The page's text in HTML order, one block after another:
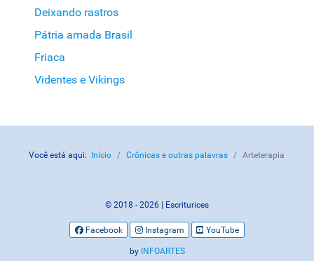
Deixando rastros
Pátria amada Brasil
Friaca
Videntes e Vikings
Você está aqui: Início Crônicas e outras palavras Arteterapia
© 2018 - 2026 | Escriturices
Facebook Instagram YouTube
by INFOARTES